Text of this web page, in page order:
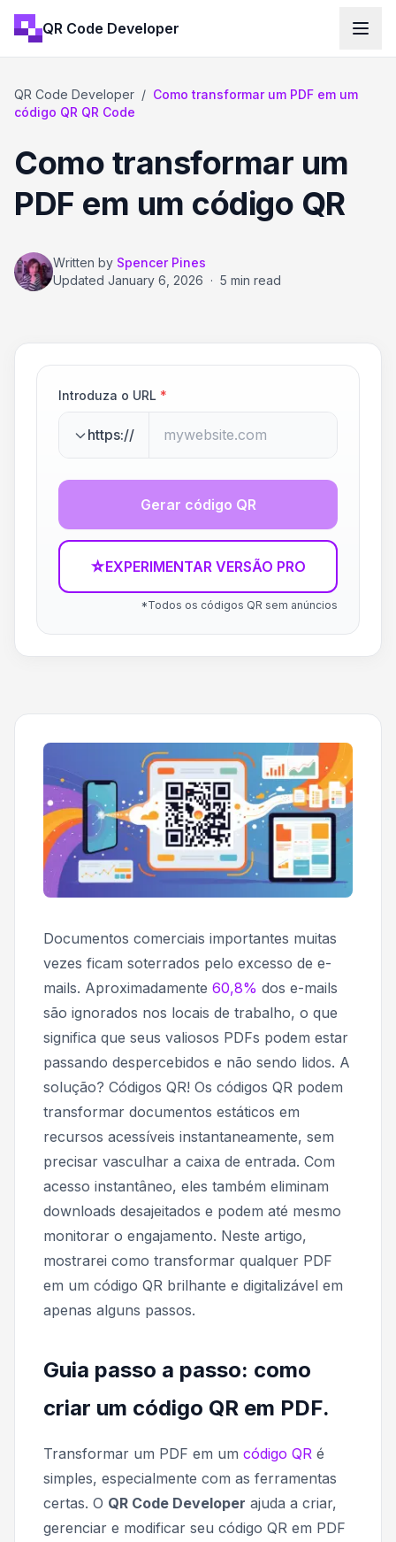
QR Code Developer
QR Code Developer / Como transformar um PDF em um
código QR QR Code
Como transformar um
PDF em um código QR
Written by Spencer Pines
Updated January 6, 2026 · 5 min read
Introduza o URL *
https://
Gerar código QR
☆EXPERIMENTAR VERSÃO PRO
*Todos os códigos QR sem anúncios
Documentos comerciais importantes muitas
vezes ficam soterrados pelo excesso de e-
mails. Aproximadamente 60,8% dos e-mails
são ignorados nos locais de trabalho, o que
significa que seus valiosos PDFs podem estar
passando despercebidos e não sendo lidos. A
solução? Códigos QR! Os códigos QR podem
transformar documentos estáticos em
recursos acessíveis instantaneamente, sem
precisar vasculhar a caixa de entrada. Com
acesso instantâneo, eles também eliminam
downloads desajeitados e podem até mesmo
monitorar o engajamento. Neste artigo,
mostrarei como transformar qualquer PDF
em um código QR brilhante e digitalizável em
apenas alguns passos.
Guia passo a passo: como
criar um código QR em PDF.
Transformar um PDF em um código QR é
simples, especialmente com as ferramentas
certas. O QR Code Developer ajuda a criar,
gerenciar e modificar seu código QR em PDF